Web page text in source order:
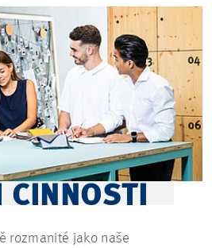
ČINNOSTI
rozmanité jako naše